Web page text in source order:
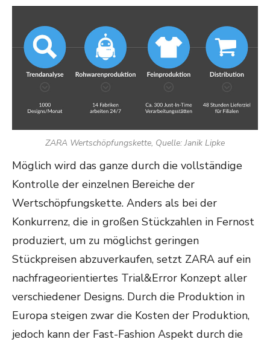
ZARA Wertschöpfungskette, Quelle: Janik Lipke
Möglich wird das ganze durch die vollständige
Kontrolle der einzelnen Bereiche der
Wertschöpfungskette. Anders als bei der
Konkurrenz, die in großen Stückzahlen in Fernost
produziert, um zu möglichst geringen
Stückpreisen abzuverkaufen, setzt ZARA auf ein
nachfrageorientiertes Trial&Error Konzept aller
verschiedener Designs. Durch die Produktion in
Europa steigen zwar die Kosten der Produktion,
jedoch kann der Fast-Fashion Aspekt durch die